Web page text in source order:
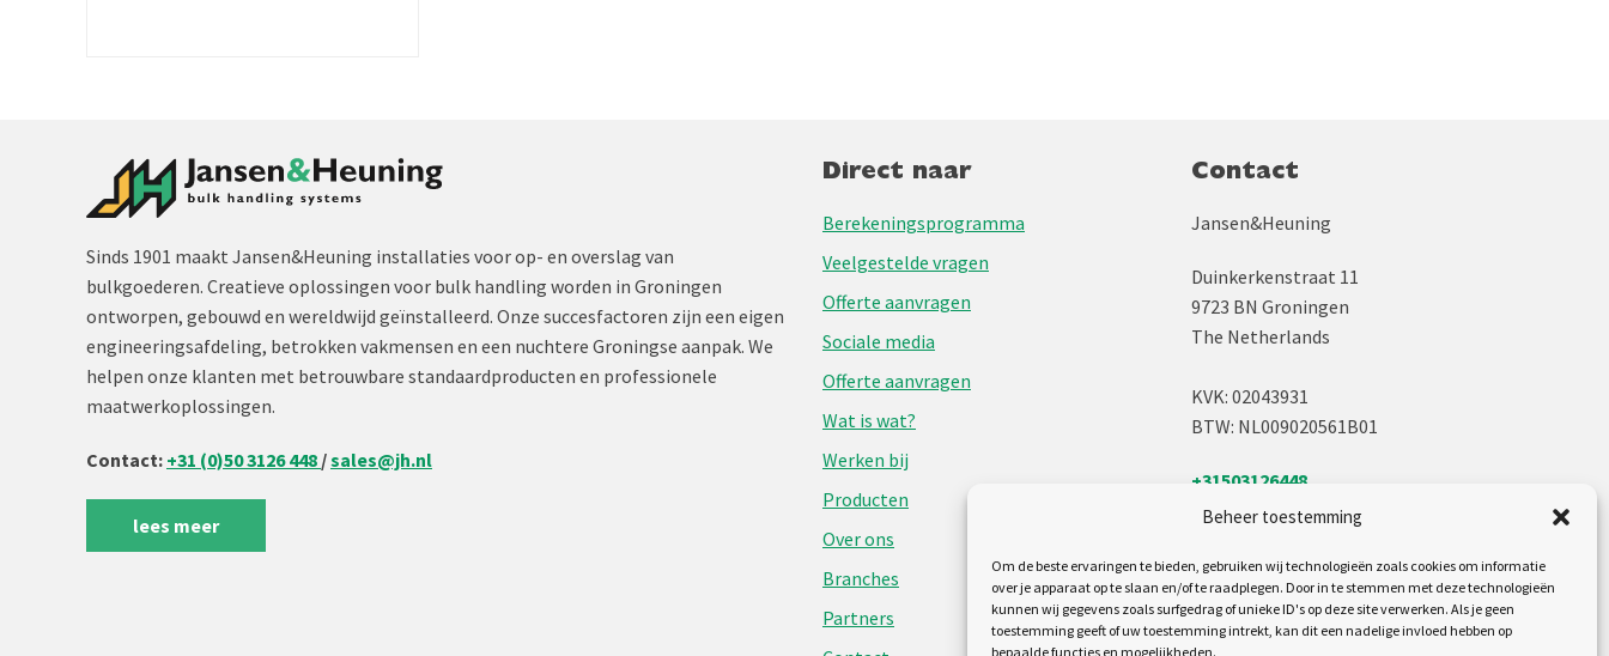
Beheer toestemming
Om de beste ervaringen te bieden, gebruiken wij technologieën zoals cookies om informatie
over je apparaat op te slaan en/of te raadplegen. Door in te stemmen met deze technologieën
kunnen wij gegevens zoals surfgedrag of unieke ID's op deze site verwerken. Als je geen
toestemming geeft of uw toestemming intrekt, kan dit een nadelige invloed hebben op
bepaalde functies en mogelijkheden.
Sinds 1901 maakt Jansen&Heuning installaties voor op- en overslag van
bulkgoederen. Creatieve oplossingen voor bulk handling worden in Groningen
ontworpen, gebouwd en wereldwijd geïnstalleerd. Onze succesfactoren zijn een eigen
engineeringsafdeling, betrokken vakmensen en een nuchtere Groningse aanpak. We
helpen onze klanten met betrouwbare standaardproducten en professionele
maatwerkoplossingen.
Contact: +31 (0)50 3126 448 /sales@jh.nl
lees meer
Direct naar
Berekeningsprogramma
Veelgestelde vragen
Offerte aanvragen
Sociale media
Offerte aanvragen
Wat is wat?
Werken bij
Producten
Over ons
Branches
Partners
Contact
Jansen&Heuning
Duinkerkenstraat 11
9723 BN Groningen
The Netherlands
KVK: 02043931
BTW: NL009020561B01
+31503126448
sales@jh.nl
Volg ons op: